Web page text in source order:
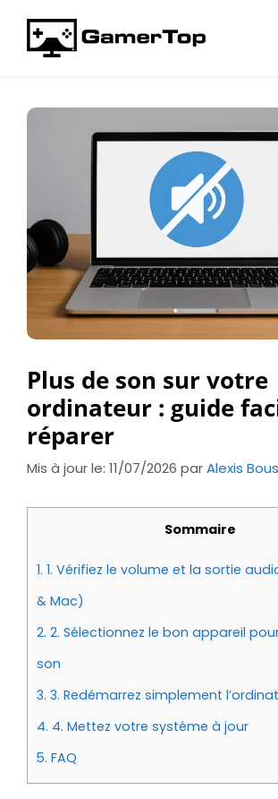
Plus de son sur votre
ordinateur : guide
réparer
Mis à jour le: 11/07/2026 parAlexis
Sommaire
1. 1. Vérifiez le volume et la sortie
& Mac)
2. 2. Sélectionnez le bon appareil
son
3. 3. Redémarrez simplement
4. 4. Mettez votre système à jour
5. FAQ